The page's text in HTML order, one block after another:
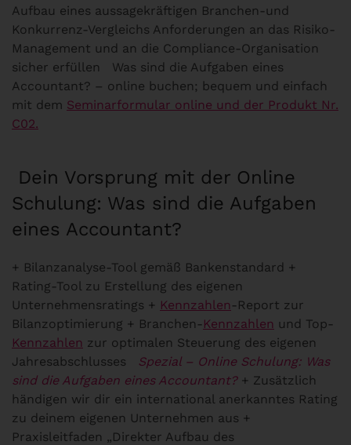
Aufbau eines aussagekräftigen Branchen-und
Konkurrenz-Vergleichs Anforderungen an das Risiko-
Management und an die Compliance-Organisation
sicher erfüllen Was sind die Aufgaben eines
Accountant? – online buchen; bequem und einfach
mit dem Seminarformular online und der Produkt Nr.
C02.
Dein Vorsprung mit der Online
Schulung: Was sind die Aufgaben
eines Accountant?
+ Bilanzanalyse-Tool gemäß Bankenstandard +
Rating-Tool zu Erstellung des eigenen
Unternehmensratings + Kennzahlen-Report zur
Bilanzoptimierung + Branchen- Kennzahlen und Top-
Kennzahlen zur optimalen Steuerung des eigenen
Jahresabschlusses
Spezial – Online Schulung: Was
sind die Aufgaben eines Accountant?+ Zusätzlich
händigen wir dir ein international anerkanntes Rating
zu deinem eigenen Unternehmen aus +
Praxisleitfaden „Direkter Aufbau des